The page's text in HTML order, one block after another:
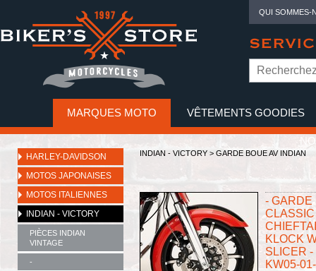
QUI SOMMES-
MARQUES MOTO VÊTEMENTS GOODIES
HARLEY-DAVIDSON
MOTOS JAPONAISES
MOTOS ITALIENNES
INDIAN - VICTORY
PIÈCES INDIAN
VINTAGE
-
INDIAN - VICTORY > GARDE BOUE AV INDIAN
- GARDE
KLOCK
SLICER -
KW05-